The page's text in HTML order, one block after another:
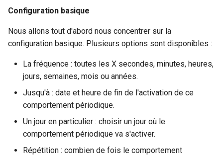
Configuration basique
Nous allons tout d'abord nous concentrer sur la
configuration basique. Plusieurs options sont disponibles :
La fréquence : toutes les X secondes, minutes, heures,
jours, semaines, mois ou années.
Jusqu'à : date et heure de fin de l'activation de ce
comportement périodique.
Un jour en particulier : choisir un jour où le
comportement périodique va s'activer.
Répétition : combien de fois le comportement